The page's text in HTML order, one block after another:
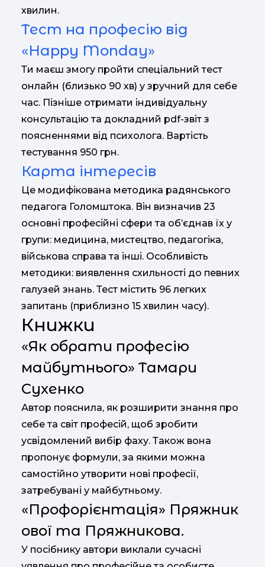
хвилин.
Тест на професію від
«Happy Monday»
Ти маєш змогу пройти спеціальний тест
онлайн (близько 90 хв) у зручний для себе
час. Пізніше отримати індивідуальну
консультацію та докладний pdf-звіт з
поясненнями від психолога. Вартість
тестування 950 грн.
Карта інтересів
Це модифікована методика радянського
педагога Голомштока. Він визначив 23
основні професійні сфери та об’єднав їх у
групи: медицина, мистецтво, педагогіка,
військова справа та інші. Особливість
методики: виявлення схильності до певних
галузей знань. Тест містить 96 легких
запитань (приблизно 15 хвилин часу).
Книжки
«Як обрати професію
майбутнього» Тамари
Сухенко
Автор пояснила, як розширити знання про
себе та світ професій, щоб зробити
усвідомлений вибір фаху. Також вона
пропонує формули, за якими можна
самостійно утворити нові професії,
затребувані у майбутньому.
«Профорієнтація» Пряжник
ової та Пряжникова.
У посібнику автори виклали сучасні